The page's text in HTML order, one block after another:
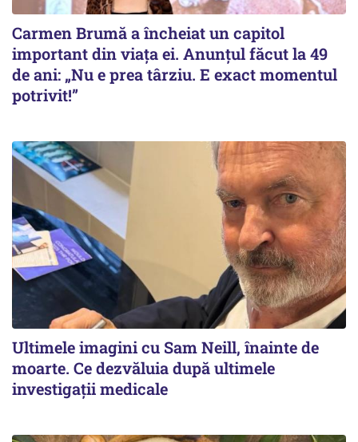
Carmen Brumă a încheiat un capitol
important din viața ei. Anunțul făcut la 49
de ani: „Nu e prea târziu. E exact momentul
potrivit!”
Ultimele imagini cu Sam Neill, înainte de
moarte. Ce dezvăluia după ultimele
investigații medicale